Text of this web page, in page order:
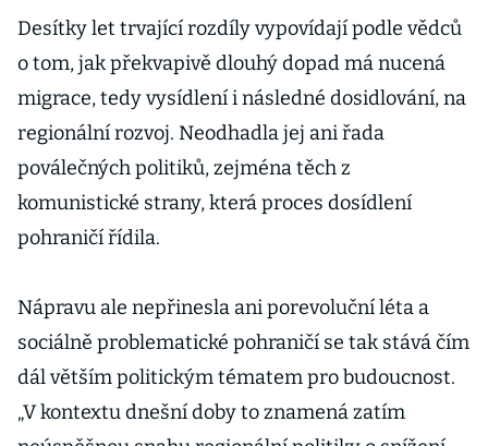
Desítky let trvající rozdíly vypovídají podle vědců
o tom, jak překvapivě dlouhý dopad má nucená
migrace, tedy vysídlení i následné dosidlování, na
regionální rozvoj. Neodhadla jej ani řada
poválečných politiků, zejména těch z
komunistické strany, která proces dosídlení
pohraničí řídila.
Nápravu ale nepřinesla ani porevoluční léta a
sociálně problematické pohraničí se tak stává čím
dál větším politickým tématem pro budoucnost.
„V kontextu dnešní doby to znamená zatím